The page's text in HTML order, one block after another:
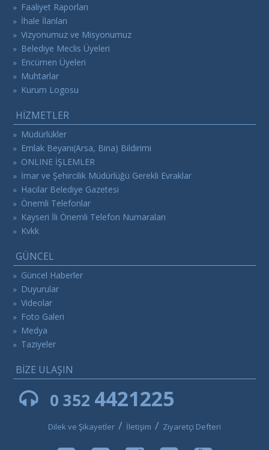
» Faaliyet Raporları
» İhale İlanları
» Vizyonumuz ve Misyonumuz
» Belediye Meclis Üyeleri
» Encümen Üyeleri
» Muhtarlar
» Kurum Logosu
HİZMETLER
» Müdürlükler
» Emlak Beyanı(Arsa, Bina) Bildirimi
» ONLINE İŞLEMLER
» İmar ve Şehircilik Müdürlüğü Gerekli Evraklar
» Hacılar Belediye Gazetesi
» Önemli Telefonlar
» Kayseri İli Önemli Telefon Numaraları
» Kvkk
GÜNCEL
» Güncel Haberler
» Duyurular
» Videolar
» Foto Galeri
» Medya
» Taziyeler
BİZE ULAŞIN
0 352 4421225
Dilek ve Şikayetler / İletişim / Ziyaretçi Defteri